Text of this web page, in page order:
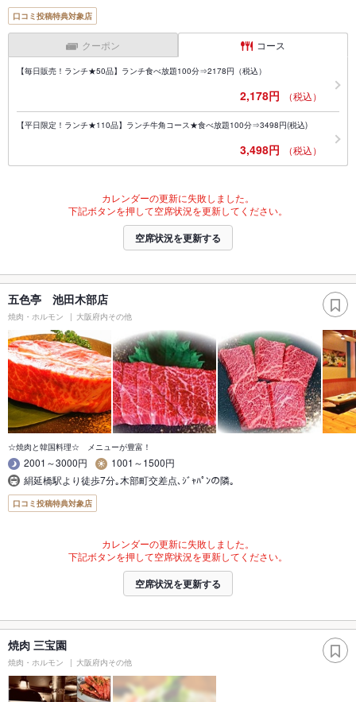
口コミ投稿特典対象店
クーポン コース
【毎日販売！ランチ★50品】ランチ食べ放題100分⇒2178円（税込）
2,178円 （税込）
【平日限定！ランチ★110品】ランチ牛角コース★食べ放題100分⇒3498円(税込)
3,498円 （税込）
カレンダーの更新に失敗しました。
下記ボタンを押して空席状況を更新してください。
空席状況を更新する
五色亭 池田木部店
焼肉・ホルモン 大阪府内その他
☆焼肉と韓国料理☆ メニューが豊富！
2001～3000円
1001～1500円
絹延橋駅より徒歩7分｡木部町交差点､ｼﾞｬﾊﾟﾝの隣｡
口コミ投稿特典対象店
カレンダーの更新に失敗しました。
下記ボタンを押して空席状況を更新してください。
空席状況を更新する
焼肉 三宝園
焼肉・ホルモン 大阪府内その他